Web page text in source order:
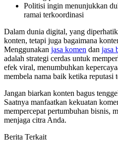
Politisi ingin menunjukkan
ramai terkoordinasi
Dalam dunia digital, yang
konten, tetapi juga bagaimana
Menggunakan jasa komen dan jasa
adalah strategi cerdas untuk
efek viral, menumbuhkan
membela nama baik ketika reputasi
Jangan biarkan konten bagus
Saatnya manfaatkan kekuatan
mempercepat pertumbuhan bisnis,
menjaga citra Anda.
Berita Terkait